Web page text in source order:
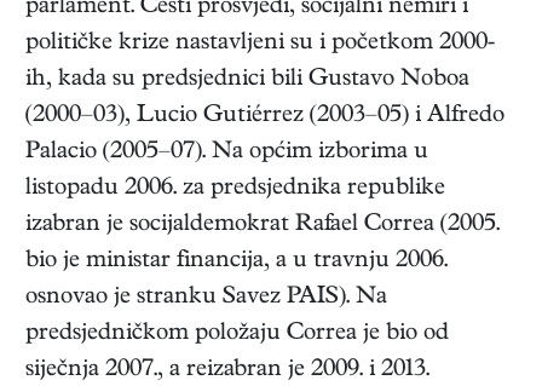
parlament. Česti prosvjedi, socijalni nemiri i
političke krize nastavljeni su i početkom 2000-
ih, kada su predsjednici bili Gustavo Noboa
(2000–03), Lucio Gutiérrez (2003–05) i Alfredo
Palacio (2005–07). Na općim izborima u
listopadu 2006. za predsjednika republike
izabran je socijaldemokrat Rafael Correa (2005.
bio je ministar financija, a u travnju 2006.
osnovao je stranku Savez PAIS). Na
predsjedničkom položaju Correa je bio od
siječnja 2007., a reizabran je 2009. i 2013.